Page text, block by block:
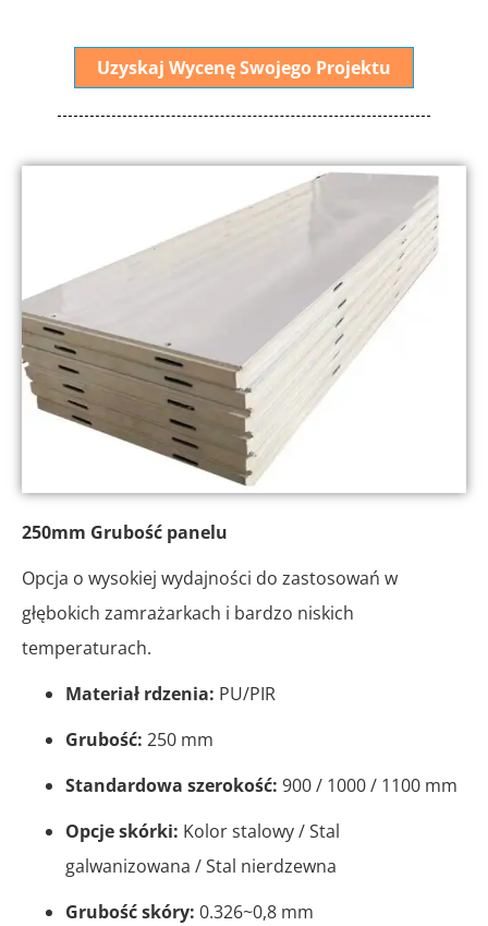
Uzyskaj Wycenę Swojego Projektu
250mm Grubość panelu
Opcja o wysokiej wydajności do zastosowań w
głębokich zamrażarkach i bardzo niskich
temperaturach.
Materiał rdzenia: PU/PIR
Grubość: 250 mm
Standardowa szerokość: 900 / 1000 / 1100 mm
Opcje skórki: Kolor stalowy / Stal
galwanizowana / Stal nierdzewna
Grubość skóry: 0.326~0,8 mm